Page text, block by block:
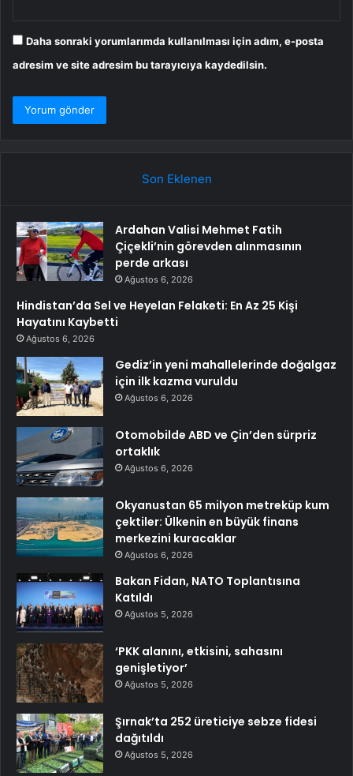
Daha sonraki yorumlarımda kullanılması için adım, e-posta
adresim ve site adresim bu tarayıcıya kaydedilsin.
Son Eklenen
Ardahan Valisi Mehmet Fatih
Çiçekli’nin görevden alınmasının
perde arkası
Ağustos 6, 2026
Hindistan’da Sel ve Heyelan Felaketi: En Az 25 Kişi
Hayatını Kaybetti
Ağustos 6, 2026
Gediz’in yeni mahallelerinde doğalgaz
için ilk kazma vuruldu
Ağustos 6, 2026
Otomobilde ABD ve Çin’den sürpriz
ortaklık
Ağustos 6, 2026
Okyanustan 65 milyon metreküp kum
çektiler: Ülkenin en büyük finans
merkezini kuracaklar
Ağustos 6, 2026
Bakan Fidan, NATO Toplantısına
Katıldı
Ağustos 5, 2026
‘PKK alanını, etkisini, sahasını
genişletiyor’
Ağustos 5, 2026
Şırnak’ta 252 üreticiye sebze fidesi
dağıtıldı
Ağustos 5, 2026